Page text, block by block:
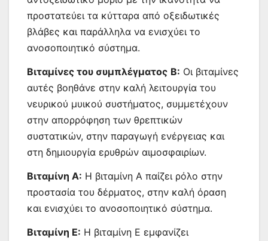
προστατεύει τα κύτταρα από οξειδωτικές
βλάβες και παράλληλα να ενισχύει το
ανοσοποιητικό σύστημα.
Βιταμίνες του συμπλέγματος Β: Οι βιταμίνες
αυτές βοηθάνε στην καλή λειτουργία του
νευρικού μυικού συστήματος, συμμετέχουν
στην απορρόφηση των θρεπτικών
συστατικών, στην παραγωγή ενέργειας και
στη δημιουργία ερυθρών αιμοσφαιρίων.
Βιταμίνη Α: Η βιταμίνη Α παίζει ρόλο στην
προστασία του δέρματος, στην καλή όραση
και ενισχύει το ανοσοποιητικό σύστημα.
Βιταμίνη Ε: Η βιταμίνη Ε εμφανίζει